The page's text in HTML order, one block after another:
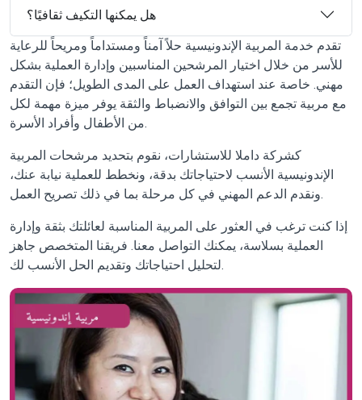
هل يمكنها التكيف ثقافيًا؟
تقدم خدمة المربية الإندونيسية حلاً آمناً ومستداماً ومريحاً للرعاية
للأسر من خلال اختيار المرشحين المناسبين وإدارة العملية بشكل
مهني. خاصة عند استهداف العمل على المدى الطويل؛ فإن التقدم
مع مربية تجمع بين التوافق والانضباط والثقة يوفر ميزة مهمة لكل
من الأطفال وأفراد الأسرة.
كشركة داملا للاستشارات، نقوم بتحديد مرشحات المربية
الإندونيسية الأنسب لاحتياجاتك بدقة، ونخطط للعملية نيابة عنك،
ونقدم الدعم المهني في كل مرحلة بما في ذلك تصريح العمل.
إذا كنت ترغب في العثور على المربية المناسبة لعائلتك بثقة وإدارة
العملية بسلاسة، يمكنك التواصل معنا. فريقنا المتخصص جاهز
لتحليل احتياجاتك وتقديم الحل الأنسب لك.